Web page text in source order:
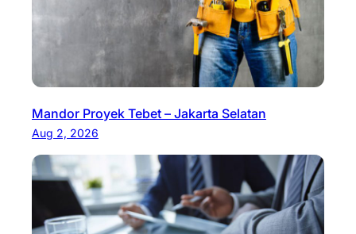
Mandor Proyek Tebet – Jakarta Selatan
Aug 2, 2026